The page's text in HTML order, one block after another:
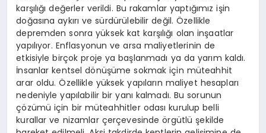
karşılığı değerler verildi. Bu rakamlar yaptığımız işin
doğasına aykırı ve sürdürülebilir değil. Özellikle
depremden sonra yüksek kat karşılığı olan inşaatlar
yapılıyor. Enflasyonun ve arsa maliyetlerinin de
etkisiyle birçok proje ya başlanmadı ya da yarım kaldı.
İnsanlar kentsel dönüşüme sokmak için müteahhit
arar oldu. Özellikle yüksek yapıların maliyet hesapları
nedeniyle yapılabilir bir yanı kalmadı. Bu sorunun
çözümü için bir müteahhitler odası kurulup belli
kurallar ve nizamlar çerçevesinde örgütlü şekilde